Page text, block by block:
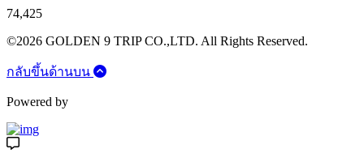
74,425
©2026 GOLDEN 9 TRIP CO.,LTD. All Rights Reserved.
กลับขึ้นด้านบน
Powered by